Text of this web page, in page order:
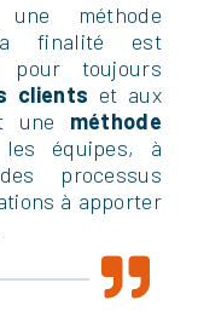
une méthode
finalité est
pour toujours
clients et aux
une méthode
équipes, à
processus
à apporter